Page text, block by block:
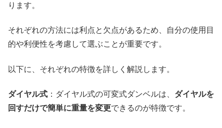
ります。
それぞれの方法には利点と欠点があるため、自分の使用目
的や利便性を考慮して選ぶことが重要です。
以下に、それぞれの特徴を詳しく解説します。
ダイヤル式 ：ダイヤル式の可変式ダンベルは、 ダイヤルを
回すだけで簡単に重量を変更できるのが特徴です。